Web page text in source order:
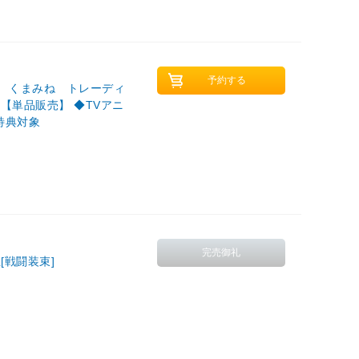
くまみね トレーディ
単品販売】 ◆TVアニ
典対象
戦闘装束]